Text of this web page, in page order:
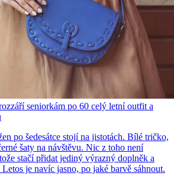
seniorkám po 60 celý letní outfit a
po šedesátce stojí na jistotách. Bílé tričko,
šaty na návštěvu. Nic z toho není
stačí přidat jediný výrazný doplněk a
je navíc jasno, po jaké barvě sáhnout.